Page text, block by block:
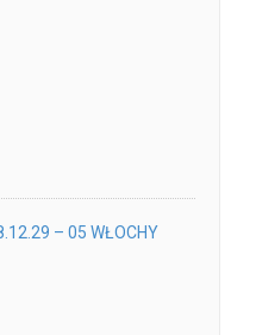
– 05 WŁOCHY